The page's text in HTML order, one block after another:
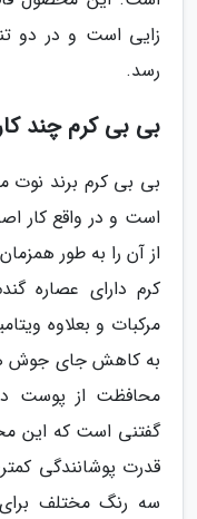
زایی است و در دو
رسد.
بی بی کرم چند
بی بی کرم برند نوت
است و در واقع کار
از آن را به طور
کرم دارای عصاره
به کاهش جای جوش
محافظت از پوست در
گفتنی است که این
قدرت پوشانندگی
سه رنگ مختلف